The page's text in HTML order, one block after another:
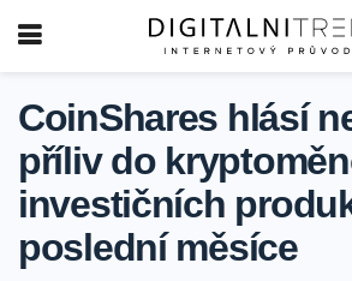
CoinShares hlásí
příliv do
investičních
poslední měsíce